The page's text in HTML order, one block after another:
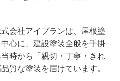
会社アイプランは、屋根塗
心に、建設塗装全般を手掛
時から「親切・丁寧・きれ
質な塗装を届けています。